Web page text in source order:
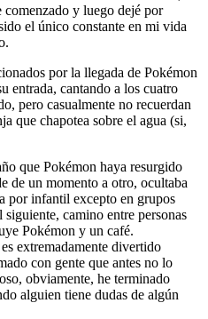
comenzado y luego dejé por
el único constante en mi vida
por la llegada de Pokémon
entrada, cantando a los cuatro
pero casualmente no recuerdan
que chapotea sobre el agua (si,
que Pokémon haya resurgido
de un momento a otro, ocultaba
por infantil excepto en grupos
camino entre personas
Pokémon y un café.
extremadamente divertido
con gente que antes no lo
obviamente, he terminado
alguien tiene dudas de algún